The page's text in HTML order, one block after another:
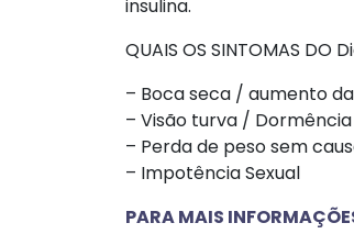
insulina.
QUAIS OS SINTOMAS DO
– Boca seca / aumento
– Visão turva /
– Perda de peso sem
– Impotência Sexual
PARA MAIS